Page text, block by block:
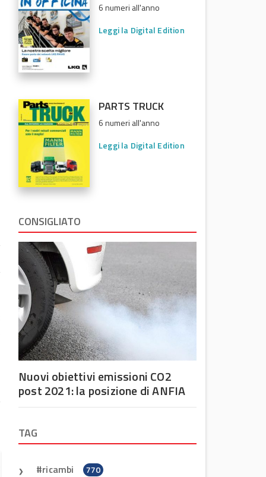
6 numeri all'anno
Leggi la Digital Edition
PARTS TRUCK
6 numeri all'anno
Leggi la Digital Edition
CONSIGLIATO
Nuovi obiettivi emissioni CO2
post 2021: la posizione di ANFIA
TAG
ricambi 770